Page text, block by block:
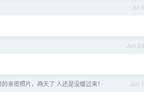
Jul 5
Jun 24
Jun 1
亲密照片，两天了 人还是没缓过来！